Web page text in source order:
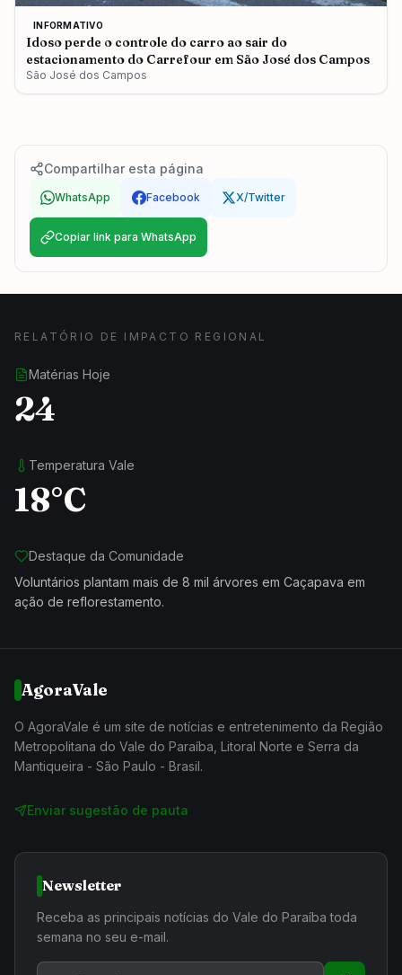
INFORMATIVO
Idoso perde o controle do carro ao sair do
estacionamento do Carrefour em São José dos Campos
São José dos Campos
Compartilhar esta página
WhatsApp Facebook X/Twitter
Copiar link para WhatsApp
RELATÓRIO DE IMPACTO REGIONAL
Matérias Hoje
24
Temperatura Vale
18°C
Destaque da Comunidade
Voluntários plantam mais de 8 mil árvores em Caçapava em
ação de reflorestamento.
AgoraVale
O AgoraVale é um site de notícias e entretenimento da Região
Metropolitana do Vale do Paraíba, Litoral Norte e Serra da
Mantiqueira - São Paulo - Brasil.
Enviar sugestão de pauta
Newsletter
Receba as principais notícias do Vale do Paraíba toda
semana no seu e-mail.